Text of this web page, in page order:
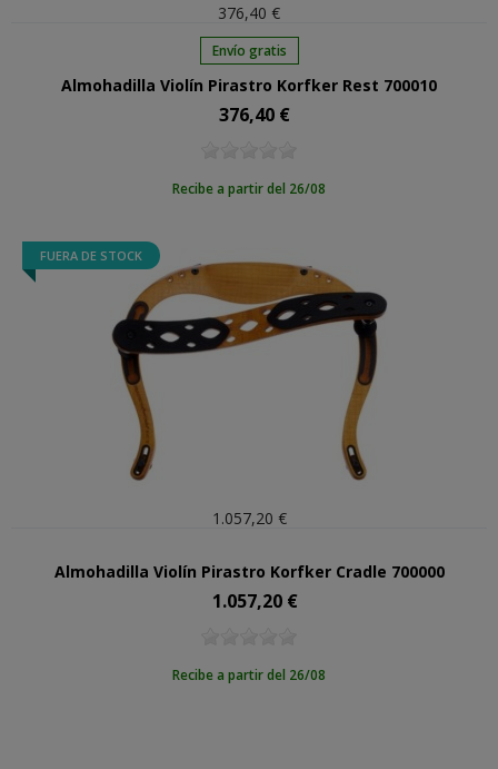
376,40 €
Envío gratis
Almohadilla Violín Pirastro Korfker Rest 700010
Precio
376,40 €
Recibe a partir del 26/08
FUERA DE STOCK
1.057,20 €
Almohadilla Violín Pirastro Korfker Cradle 700000
Precio
1.057,20 €
Recibe a partir del 26/08